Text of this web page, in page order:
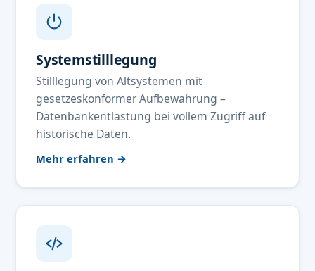
Systemstilllegung
Stilllegung von Altsystemen mit
gesetzeskonformer Aufbewahrung –
Datenbankentlastung bei vollem Zugriff auf
historische Daten.
Mehr erfahren →